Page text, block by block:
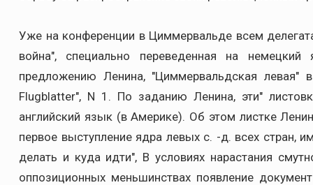
Уже на конференции в Циммервальде всем
война", специально переведенная на
предложению Ленина, "Циммервальдская левая"
Flugblatter", N 1. По заданию Ленина, эти"
английский язык (в Америке). Об этом листке
первое выступление ядра левых с. -д. всех стран,
делать и куда идти", В условиях нарастания
оппозиционных меньшинствах появление